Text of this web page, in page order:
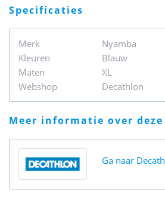
specificaties
Merk
Nyamba
Kleuren
Blauw
Maten
XL
Webshop
Decathlon
meer informatie over
Ga naar